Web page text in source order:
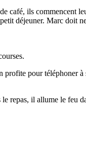
café, ils commencent
déjeuner. Marc doit
profite pour téléphoner à
repas, il allume le feu